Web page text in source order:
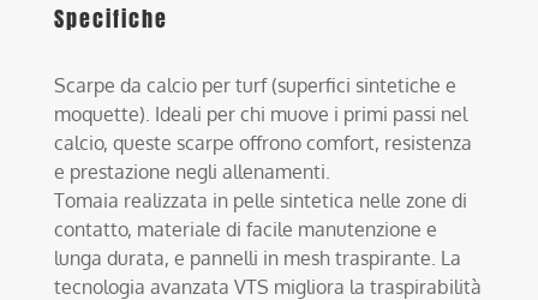
Specifiche
Scarpe da calcio per turf (superfici sintetiche e
moquette). Ideali per chi muove i primi passi nel
calcio, queste scarpe offrono comfort, resistenza
e prestazione negli allenamenti.
Tomaia realizzata in pelle sintetica nelle zone di
contatto, materiale di facile manutenzione e
lunga durata, e pannelli in mesh traspirante. La
tecnologia avanzata VTS migliora la traspirabilità